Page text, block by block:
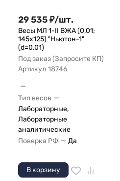
29 535₽/шт.
Весы МЛ 1-II ВЖА (0,01;
145х125) "Ньютон-1"
(d=0,01)
Под заказ (Запросите КП)
Артикул 18746
—
Тип весов —
Лабораторные,
Лабораторные
аналитические
Поверка РФ — Да
В корзину